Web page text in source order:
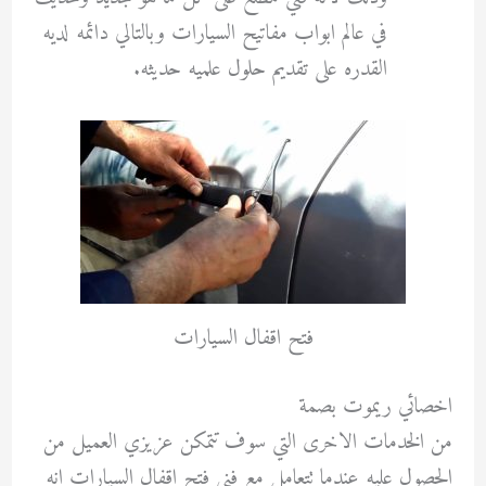
في عالم ابواب مفاتيح السيارات وبالتالي دائمه لديه
القدره على تقديم حلول علميه حديثه.
فتح اقفال السيارات
اخصائي ريموت بصمة
من الخدمات الاخرى التي سوف تتمكن عزيزي العميل من